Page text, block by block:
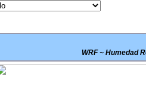
WRF ~ Humedad